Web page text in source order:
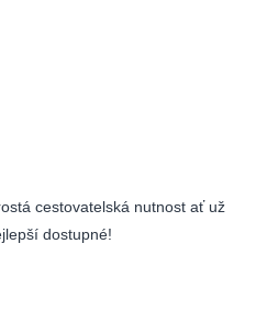
cestovatelská nutnost ať už
dostupné!